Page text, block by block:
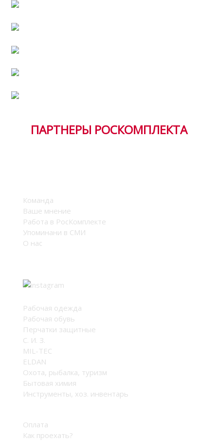
ПАРТНЕРЫ РОСКОМПЛЕКТА
Команда
Ваше мнение
Работа в РосКомплекте
Упоминани в СМИ
О нас
Каталог
Рабочая одежда
Рабочая обувь
Перчатки защитные
С. И. З.
MIL-TEC
ELDAN
Охота, рыбалка, туризм
Бытовая химия
Инструменты, хоз. инвентарь
Оплата
Как проехать?